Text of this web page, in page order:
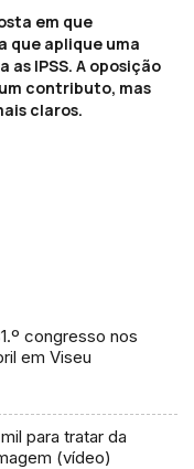
em que
que aplique uma
IPSS. A oposição
contributo, mas
claros.
congresso nos
em Viseu
para tratar da
(vídeo)